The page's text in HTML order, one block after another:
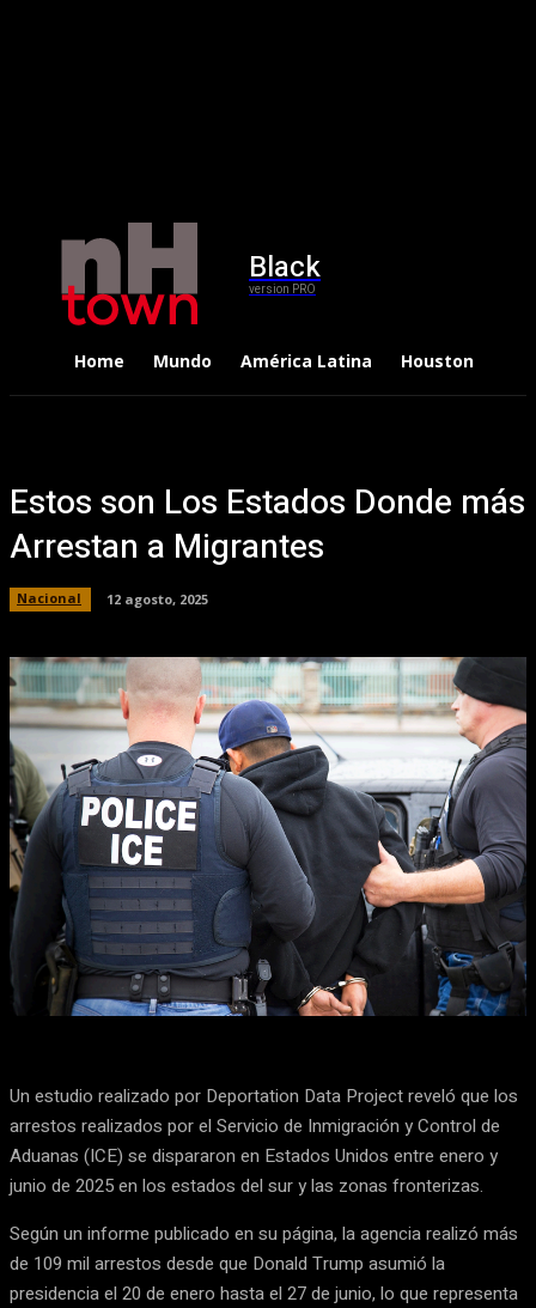
Black
version PRO
Home Mundo América Latina Houston
Estos son Los Estados Donde más
Arrestan a Migrantes
Nacional 12 agosto, 2025
Facebook X Pinterest WhatsApp
Un estudio realizado por Deportation Data Project reveló que los
arrestos realizados por el Servicio de Inmigración y Control de
Aduanas (ICE) se dispararon en Estados Unidos entre enero y
junio de 2025 en los estados del sur y las zonas fronterizas.
Según un informe publicado en su página, la agencia realizó más
de 109 mil arrestos desde que Donald Trump asumió la
presidencia el 20 de enero hasta el 27 de junio, lo que representa